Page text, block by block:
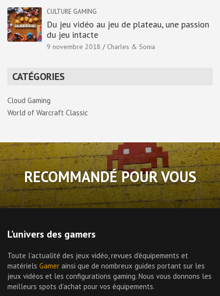
CULTURE GAMING
Du jeu vidéo au jeu de plateau, une passion
du jeu intacte
9 novembre 2018 Charles & Sonia
CATÉGORIES
Cloud Gaming
World of Warcraft Classic
RECOMMANDÉ POUR VOUS
L’univers des gamers
Toute l’actualité des jeux vidéo, revues d’équipements et
matériels Gamer ainsi que de nombreux guides portant sur les
jeux vidéos et les configurations gaming. Nous vous donnons les
meilleurs spots d’achat pour vos équipements.